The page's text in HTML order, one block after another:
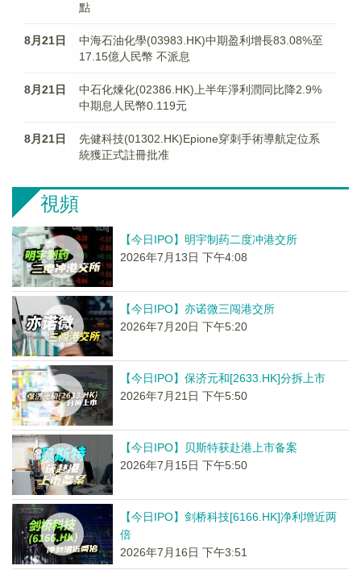
點
8月21日
中海石油化學(03983.HK)中期盈利增長83.08%至
17.15億人民幣 不派息
8月21日
中石化煉化(02386.HK)上半年淨利潤同比降2.9%
中期息人民幣0.119元
8月21日
先健科技(01302.HK)Epione穿刺手術導航定位系
統獲正式註冊批准
視頻
【今日IPO】明宇制药二度冲港交所
2026年7月13日 下午4:08
【今日IPO】亦诺微三闯港交所
2026年7月20日 下午5:20
【今日IPO】保济元和[2633.HK]分拆上市
2026年7月21日 下午5:50
【今日IPO】贝斯特获赴港上市备案
2026年7月15日 下午5:50
【今日IPO】剑桥科技[6166.HK]净利增近两
倍
2026年7月16日 下午3:51